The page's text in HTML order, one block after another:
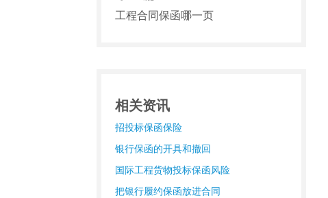
工程合同保函哪一页
相关资讯
招投标保函保险
银行保函的开具和撤回
国际工程货物投标保函风险
把银行履约保函放进合同